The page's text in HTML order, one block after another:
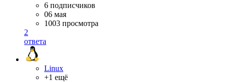
6 подписчиков
06 мая
1003 просмотра
2
ответа
Linux
+1 ещё